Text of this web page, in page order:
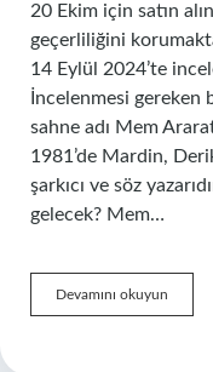
20 Ekim için satın
geçerliliğini
14 Eylül 2024’te
İncelenmesi gereken
sahne adı Mem
1981’de Mardin,
şarkıcı ve söz
gelecek? Mem…
Devamını okuyun
Ararat